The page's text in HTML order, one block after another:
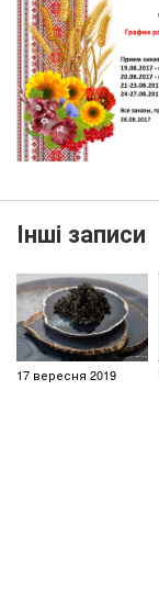
Інші записи
17 вересня 2019